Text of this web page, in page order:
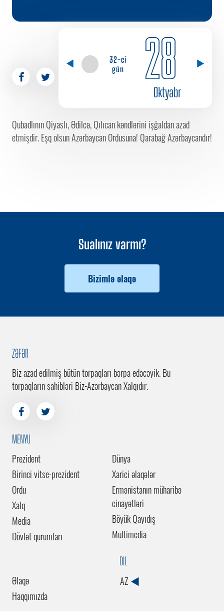
32-ci
gün
28
Oktyabr
Qubadlının Qiyaslı, Ədilcə, Qılıcan kəndlərini işğaldan azad
etmişdir. Eşq olsun Azərbaycan Ordusuna! Qarabağ Azərbaycandır!
Sualınız varmı?
Bizimlə əlaqə
ZƏFƏR
Biz azad edilmiş bütün torpaqları bərpa edəcəyik. Bu
torpaqların sahibləri Biz-Azərbaycan Xalqıdır.
MENYU
Prezident
Birinci vitse-prezident
Ordu
Xalq
Media
Dövlət qurumları
Dünya
Xarici əlaqələr
Ermənistanın müharibə
cinayətləri
Böyük Qayıdış
Multimedia
Əlaqə
Haqqımızda
DİL
AZ